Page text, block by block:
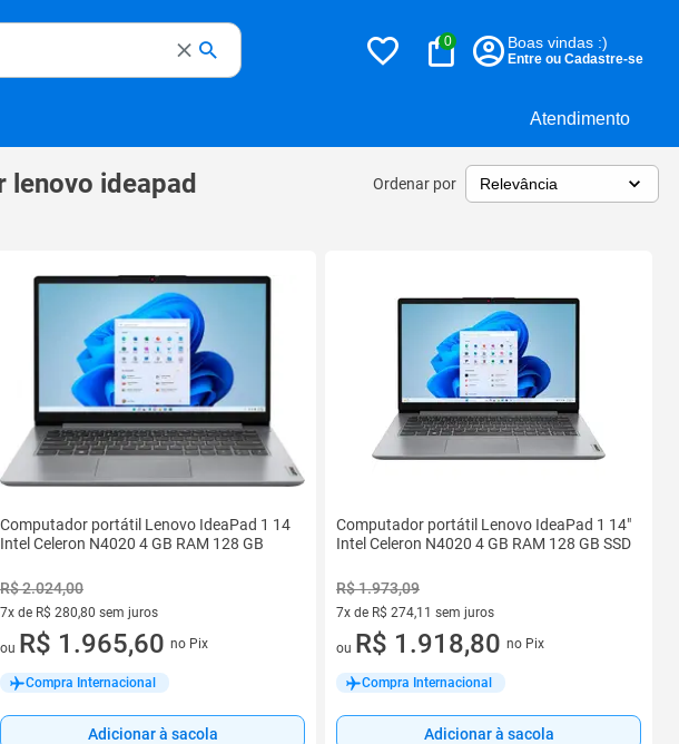
Atendimento
0 Boas vindas :)
Entre ou Cadastre-se
ideapad Ordenar por
Computador portátil Lenovo IdeaPad 1 14
Intel Celeron N4020 4 GB RAM 128 GB
R$ 2.024,00
7x de R$ 280,80 sem juros
7 vez de R$ 280,80 sem juros
ou R$ 1.965,60 no Pix
Compra Internacional
Adicionar à sacola
Computador portátil Lenovo IdeaPad 1 14"
Intel Celeron N4020 4 GB RAM 128 GB SSD
R$ 1.973,09
7x de R$ 274,11 sem juros
7 vez de R$ 274,11 sem juros
ou R$ 1.918,80 no Pix
Compra Internacional
Adicionar à sacola